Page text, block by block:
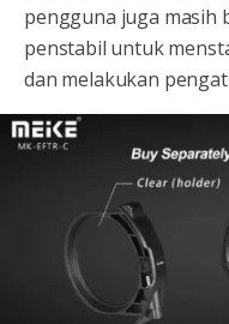
pengguna juga masih
penstabil untuk
dan melakukan